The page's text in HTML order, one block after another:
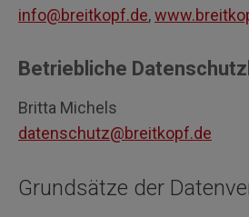
info@breitkopf.de,
Betriebliche
Britta Michels
datenschutz@breitkopf.de
Grundsätze der